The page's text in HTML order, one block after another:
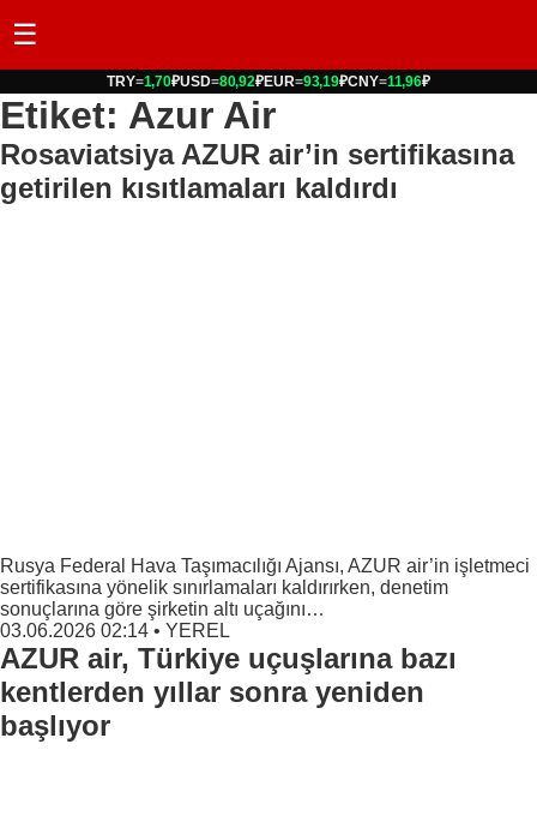
☰
TRY=1,70₽USD=80,92₽EUR=93,19₽CNY=11,96₽
Etiket: Azur Air
Rosaviatsiya AZUR air’in sertifikasına
getirilen kısıtlamaları kaldırdı
Rusya Federal Hava Taşımacılığı Ajansı, AZUR air’in işletmeci
sertifikasına yönelik sınırlamaları kaldırırken, denetim
sonuçlarına göre şirketin altı uçağını…
03.06.2026 02:14 • YEREL
AZUR air, Türkiye uçuşlarına bazı
kentlerden yıllar sonra yeniden
başlıyor